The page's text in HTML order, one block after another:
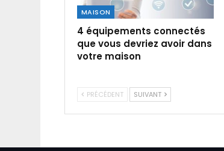
MAISON
4 équipements connectés
que vous devriez avoir dans
votre maison
PRÉCÉDENT SUIVANT